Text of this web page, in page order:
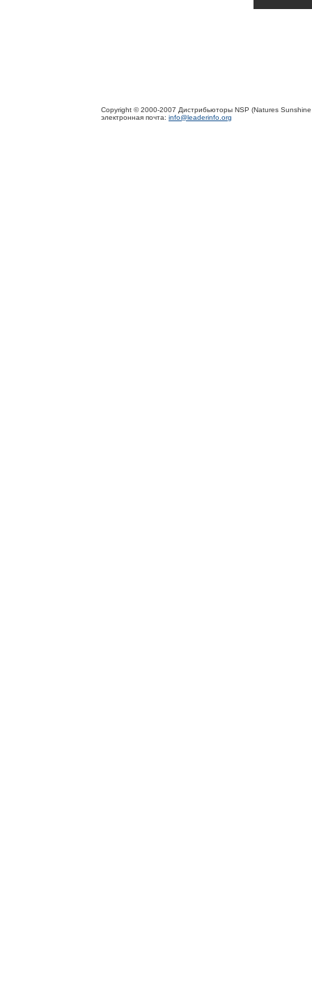
Copyright © 2000-2007 Дистрибьюторы NSP (Natures
электронная почта: info@leaderinfo.org